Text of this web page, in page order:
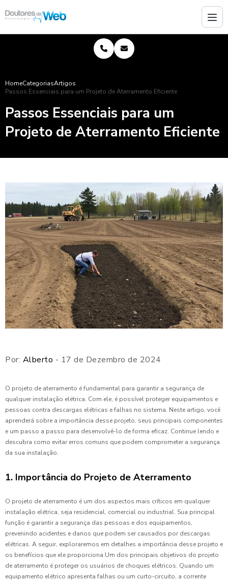
HomeCategoriasArtigos
Passos Essenciais para um Projeto de Aterramento Eficiente
Passos Essenciais para um
Projeto de Aterramento Eficiente
Por: Alberto - 17 de Dezembro de 2024
O projeto de aterramento é fundamental para garantir a segurança de
qualquer instalação elétrica. Com ele, é possível proteger equipamentos e
pessoas contra descargas elétricas e falhas no sistema. Neste artigo, você
aprenderá sobre a importância desse projeto, seus principais componentes
e um passo a passo para desenvolvê-lo de forma eficaz. Continue lendo e
descubra como evitar erros comuns que podem comprometer a segurança
da sua instalação.
1. Importância do Projeto de Aterramento
O projeto de aterramento é um dos aspectos mais críticos em qualquer
instalação elétrica, seja residencial, comercial ou industrial. Sua principal
função é garantir a segurança das pessoas e dos equipamentos,
prevenindo acidentes e danos que podem ser causados por descargas
elétricas. A seguir, exploraremos em detalhes a importância desse projeto e
os benefícios que ele proporciona.Um dos principais objetivos do projeto
de aterramento é proteger os usuários de choques elétricos. Quando um
equipamento elétrico apresenta falhas ou um curto-circuito, a corrente